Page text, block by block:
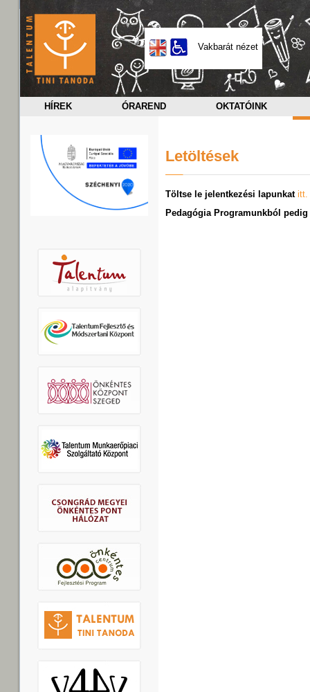
Vakbarát nézet
HÍREK ÓRAREND OKTATÓINK
Letöltések
Töltse le jelentkezési lapunkat itt.
Pedagógia Programunkból pedig